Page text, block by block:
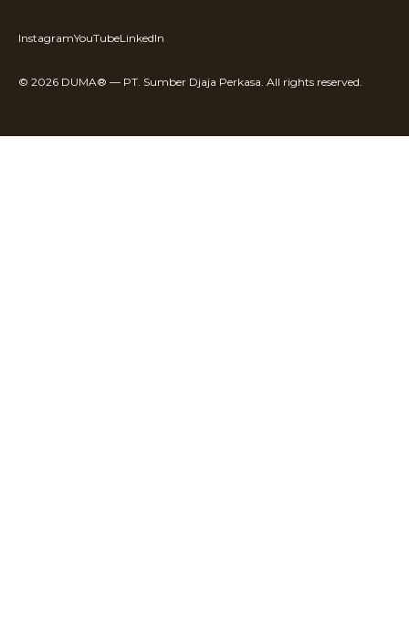
InstagramYouTubeLinkedIn
© 2026 DUMA® — PT. Sumber Djaja Perkasa. All rights reserved.